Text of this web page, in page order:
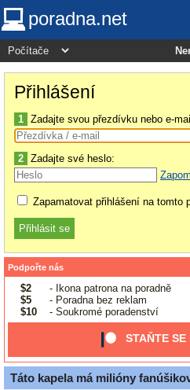
poradna.net
Přihlášení
1 Zadajte svou přezdívku nebo e-
2 Zadajte své heslo:
Zapamatovat přihlášení na tomto
Podpořte nás
$2
- Ikona patrona na poradně
$5
- Poradna bez reklam
$10
- Soukromé poradenství
STAŇTE SE
Táto kapela má milióny